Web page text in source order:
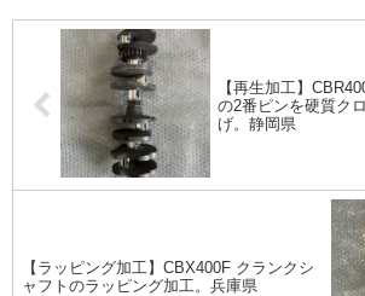
【再生加工】
の2番ピンを硬質ク
げ。静岡県
【ラッピング加工】CBX400F クランクシ
ャフトのラッピング加工。兵庫県